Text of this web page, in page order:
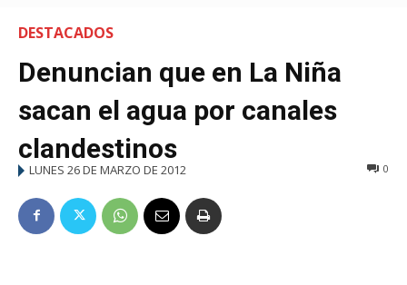
DESTACADOS
Denuncian que en La Niña
sacan el agua por canales
clandestinos
LUNES 26 DE MARZO DE 2012 0